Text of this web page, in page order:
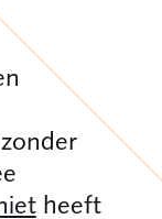
heeft